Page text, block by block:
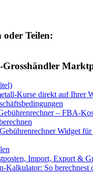
oder Teilen:
Grosshändler
Kurse direkt auf Ihrer
– FBA-
Widget für
Import, Export &
Kalkulator: So berechnest